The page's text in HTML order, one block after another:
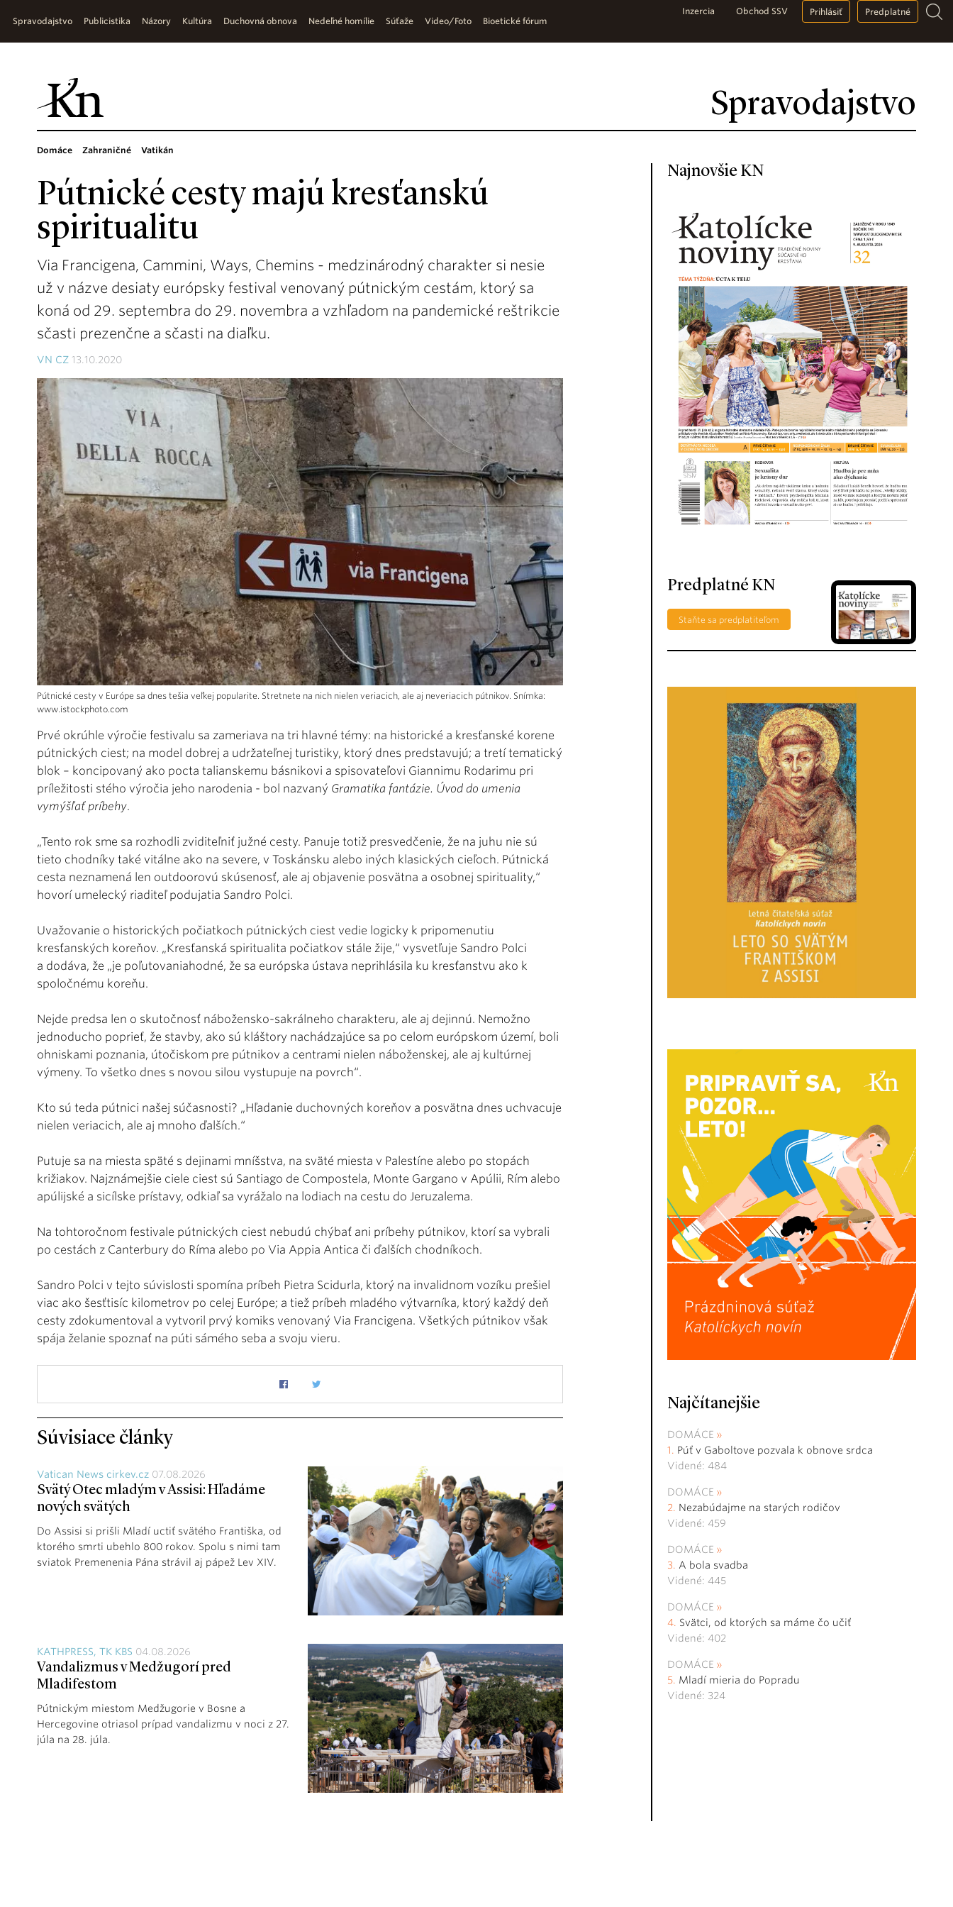
Spravodajstvo
Spravodajstvo Publicistika Názory Kultúra Duchovná obnova Nedeľné homílie Súťaže Video/Foto Bioetické fórum
Inzercia Obchod SSV Prihlásiť Predplatné
Domáce Zahraničné Vatikán
Pútnické cesty majú kresťanskú
spiritualitu
Via Francigena, Cammini, Ways, Chemins - medzinárodný charakter si nesie
už v názve desiaty európsky festival venovaný pútnickým cestám, ktorý sa
koná od 29. septembra do 29. novembra a vzhľadom na pandemické reštrikcie
sčasti prezenčne a sčasti na diaľku.
VN CZ 13.10.2020
Pútnické cesty v Európe sa dnes tešia veľkej popularite. Stretnete na nich nielen veriacich, ale aj neveriacich pútnikov. Snímka:
www.istockphoto.com
Prvé okrúhle výročie festivalu sa zameriava na tri hlavné témy: na historické a kresťanské korene
pútnických ciest; na model dobrej a udržateľnej turistiky, ktorý dnes predstavujú; a tretí tematický
blok – koncipovaný ako pocta talianskemu básnikovi a spisovateľovi Giannimu Rodarimu pri
príležitosti stého výročia jeho narodenia - bol nazvaný Gramatika fantázie. Úvod do umenia
vymýšľať príbehy.
„Tento rok sme sa rozhodli zviditeľniť južné cesty. Panuje totiž presvedčenie, že na juhu nie sú
tieto chodníky také vitálne ako na severe, v Toskánsku alebo iných klasických cieľoch. Pútnická
cesta neznamená len outdoorovú skúsenosť, ale aj objavenie posvätna a osobnej spirituality,“
hovorí umelecký riaditeľ podujatia Sandro Polci.
Uvažovanie o historických počiatkoch pútnických ciest vedie logicky k pripomenutiu
kresťanských koreňov. „Kresťanská spiritualita počiatkov stále žije,“ vysvetľuje Sandro Polci
a dodáva, že „je poľutovaniahodné, že sa európska ústava neprihlásila ku kresťanstvu ako k
spoločnému koreňu.
Nejde predsa len o skutočnosť nábožensko-sakrálneho charakteru, ale aj dejinnú. Nemožno
jednoducho poprieť, že stavby, ako sú kláštory nachádzajúce sa po celom európskom území, boli
ohniskami poznania, útočiskom pre pútnikov a centrami nielen náboženskej, ale aj kultúrnej
výmeny. To všetko dnes s novou silou vystupuje na povrch“.
Kto sú teda pútnici našej súčasnosti? „Hľadanie duchovných koreňov a posvätna dnes uchvacuje
nielen veriacich, ale aj mnoho ďalších.“
Putuje sa na miesta späté s dejinami mníšstva, na sväté miesta v Palestíne alebo po stopách
križiakov. Najznámejšie ciele ciest sú Santiago de Compostela, Monte Gargano v Apúlii, Rím alebo
apúlijské a sicílske prístavy, odkiaľ sa vyrážalo na lodiach na cestu do Jeruzalema.
Na tohtoročnom festivale pútnických ciest nebudú chýbať ani príbehy pútnikov, ktorí sa vybrali
po cestách z Canterbury do Ríma alebo po Via Appia Antica či ďalších chodníkoch.
Sandro Polci v tejto súvislosti spomína príbeh Pietra Scidurla, ktorý na invalidnom vozíku prešiel
viac ako šesťtisíc kilometrov po celej Európe; a tiež príbeh mladého výtvarníka, ktorý každý deň
cesty zdokumentoval a vytvoril prvý komiks venovaný Via Francigena. Všetkých pútnikov však
spája želanie spoznať na púti sámého seba a svoju vieru.
Súvisiace články
Vatican News cirkev.cz 07.08.2026
Svätý Otec mladým v Assisi: Hľadáme
nových svätých
Do Assisi si prišli Mladí uctiť svätého Františka, od
ktorého smrti ubehlo 800 rokov. Spolu s nimi tam
sviatok Premenenia Pána strávil aj pápež Lev XIV.
KATHPRESS, TK KBS 04.08.2026
Vandalizmus v Medžugorí pred
Mladifestom
Pútnickým miestom Medžugorie v Bosne a
Hercegovine otriasol prípad vandalizmu v noci z 27.
júla na 28. júla.
Najnovšie KN
Predplatné KN
Staňte sa predplatiteľom
Najčítanejšie
DOMÁCE
Púť v Gaboltove pozvala k obnove srdca
Videné: 484
DOMÁCE
Nezabúdajme na starých rodičov
Videné: 459
DOMÁCE
A bola svadba
Videné: 445
DOMÁCE
Svätci, od ktorých sa máme čo učiť
Videné: 402
DOMÁCE
Mladí mieria do Popradu
Videné: 324